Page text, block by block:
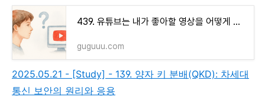
439. 유튜브는 내가 좋아할 영상을 어떻게 알까? - AI 추천 시스템의 비밀
guguuu.com
2025.05.21 - [Study] - 139. 양자 키 분배(QKD): 차세대
통신 보안의 원리와 응용